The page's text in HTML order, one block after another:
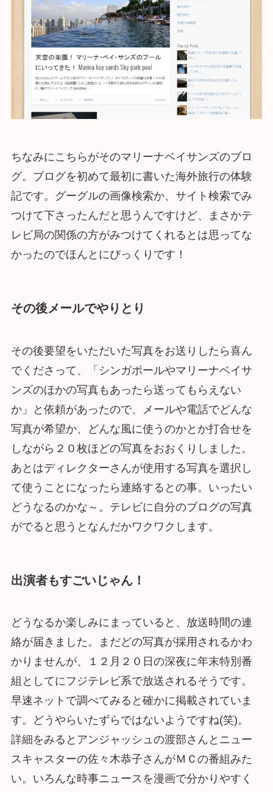
ちなみにこちらがそのマリーナベイサンズのブロ
グ。ブログを初めて最初に書いた海外旅行の体験
記です。グーグルの画像検索か、サイト検索でみ
つけて下さったんだと思うんですけど、まさかテ
レビ局の関係の方がみつけてくれるとは思ってな
かったのでほんとにびっくりです！
その後メールでやりとり
その後要望をいただいた写真をお送りしたら喜ん
でくださって、「シンガポールやマリーナベイサ
ンズのほかの写真もあったら送ってもらえない
か」と依頼があったので、メールや電話でどんな
写真が希望か、どんな風に使うのかとか打合せを
しながら２０枚ほどの写真をおおくりしました。
あとはディレクターさんが使用する写真を選択し
て使うことになったら連絡するとの事。いったい
どうなるのかな～。テレビに自分のブログの写真
がでると思うとなんだかワクワクします。
出演者もすごいじゃん！
どうなるか楽しみにまっていると、放送時間の連
絡が届きました。まだどの写真が採用されるかわ
かりませんが、１２月２０日の深夜に年末特別番
組としてにフジテレビ系で放送されるそうです。
早速ネットで調べてみると確かに掲載されていま
す。どうやらいたずらではないようですね(笑)。
詳細をみるとアンジャッシュの渡部さんとニュー
スキャスターの佐々木恭子さんがＭＣの番組みた
い。いろんな時事ニュースを漫画で分かりやすく